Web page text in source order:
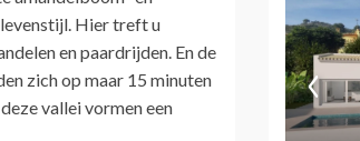
Hier treft u
en paardrijden. En de
zich op maar 15 minuten
vallei vormen een